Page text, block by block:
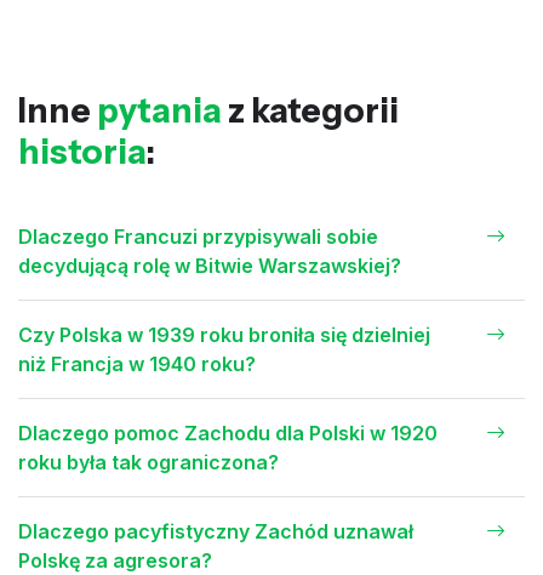
Inne pytania z kategorii
historia:
Dlaczego Francuzi przypisywali sobie
decydującą rolę w Bitwie Warszawskiej?
Czy Polska w 1939 roku broniła się dzielniej
niż Francja w 1940 roku?
Dlaczego pomoc Zachodu dla Polski w 1920
roku była tak ograniczona?
Dlaczego pacyfistyczny Zachód uznawał
Polskę za agresora?